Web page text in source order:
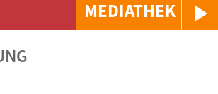
MEDIATHEK